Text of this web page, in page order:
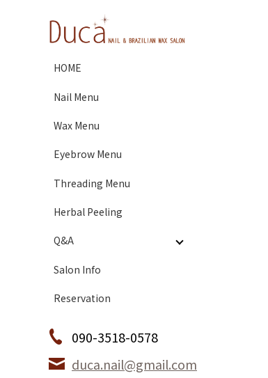
HOME
Nail Menu
Wax Menu
Eyebrow Menu
Threading Menu
Herbal Peeling
Q&A
Salon Info
Reservation
090-3518-0578
duca.nail@gmail.com